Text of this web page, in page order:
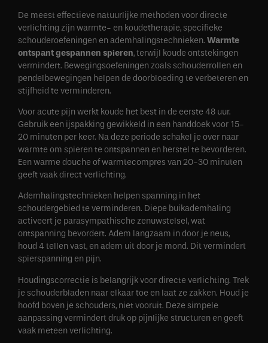
De meest effectieve natuurlijke methoden voor directe
verlichting zijn warmte- en koudetherapie, specifieke
schouderoefeningen en ademhalingstechnieken. Warmte
ontspant gespannen spieren, terwijl koude ontstekingen
vermindert. Bewegingsoefeningen zoals schouderrollen en
pendelbewegingen helpen de doorbloeding te verbeteren en
stijfheid te verminderen.
Voor acute pijn werkt koude het best in de eerste 48 uur.
Gebruik een ijspakking gewikkeld in een handdoek voor 15-
20 minuten per keer. Na deze periode schakel je over naar
warmte om spieren te ontspannen en herstel te bevorderen.
Een warme douche of warmtecompres van 20-30 minuten
geeft vaak direct verlichting.
Ademhalingstechnieken helpen spanning in het
schoudergebied te verminderen. Diepe buikademhaling
activeert je parasympathische zenuwstelsel, wat
ontspanning bevordert. Adem langzaam in door je neus,
houd 4 tellen vast, en adem uit door je mond. Dit vermindert
spierspanning en pijn.
Houdingscorrectie is belangrijk voor directe verlichting. Trek
je schouderbladen naar elkaar toe en laat ze zakken. Houd je
hoofd boven je schouders, niet vooruit. Deze simpele
aanpassing vermindert druk op pijnlijke structuren en geeft
vaak meteen verlichting.